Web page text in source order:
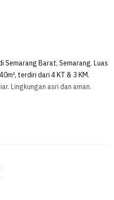
Semarang Barat, Semarang. Luas
terdiri dari 4 KT & 3 KM.
Lingkungan asri dan aman.